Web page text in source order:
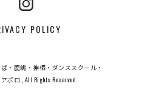
POLICY
・鹿嶋・神栖・ダンススクール・
ポロ., All Rights Reserved.